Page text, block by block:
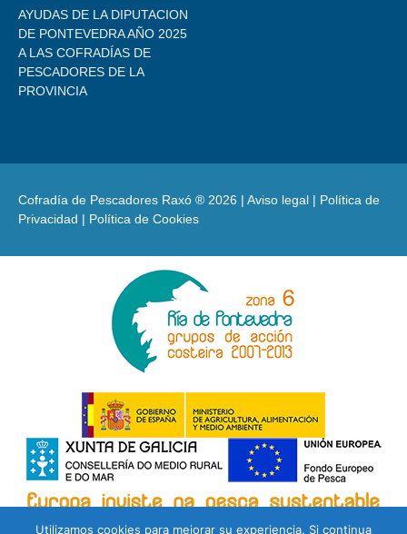
AYUDAS DE LA DIPUTACION
DE PONTEVEDRA AÑO 2025
A LAS COFRADÍAS DE
PESCADORES DE LA
PROVINCIA
Cofradía de Pescadores Raxó ® 2026 | Aviso legal | Política de
Privacidad | Política de Cookies
Utilizamos cookies para mejorar su experiencia. Si continua